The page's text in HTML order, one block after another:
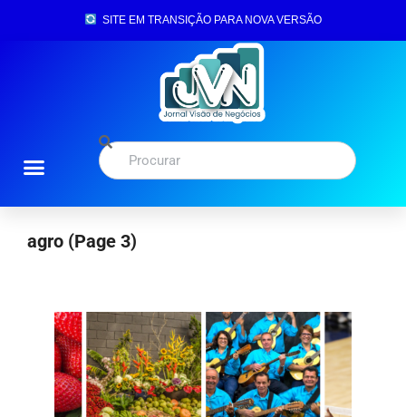
SITE EM TRANSIÇÃO PARA NOVA VERSÃO
agro (Page 3)